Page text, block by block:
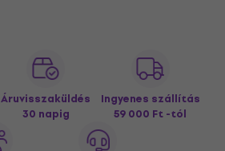
Áruvisszaküldés
30 napig
Ingyenes szállítás
59 000 Ft -tól